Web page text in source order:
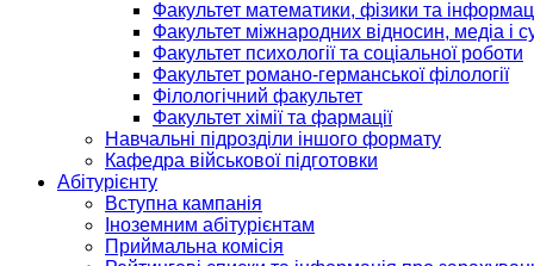
Факультет математики, фізики та
Факультет міжнародних відносин, медіа і
Факультет психології та соціальної роботи
Факультет романо-германської філології
Філологічний факультет
Факультет хімії та фармації
Навчальні підрозділи іншого формату
Кафедра військової підготовки
Абітурієнту
Вступна кампанія
Іноземним абітурієнтам
Приймальна комісія